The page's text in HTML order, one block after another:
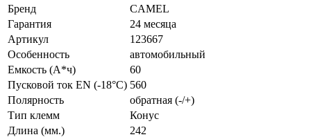
Бренд
CAMEL
Гарантия
24 месяца
Артикул
123667
Особенность
автомобильный
Емкость (А*ч)
60
Пусковой ток EN (-18°C) 560
Полярность
обратная (-/+)
Тип клемм
Конус
Длина (мм.)
242